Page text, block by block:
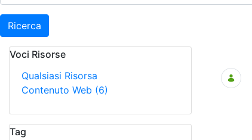
Ricerca
Voci Risorse
Qualsiasi Risorsa
Contenuto Web (6)
Tag
Ricerca